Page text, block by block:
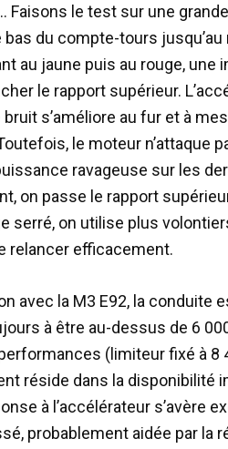
Faisons le test sur une
du compte-tours jusqu’au
au jaune puis au rouge, une
le rapport supérieur.
s’améliore au fur et à
le moteur n’attaque
ravageuse sur les
on passe le rapport
serré, on utilise plus
relancer efficacement.
avec la M3 E92, la conduite
à être au-dessus de 6
(limiteur fixé à 8
réside dans la disponibilité
à l’accélérateur s’avère
probablement aidée par la